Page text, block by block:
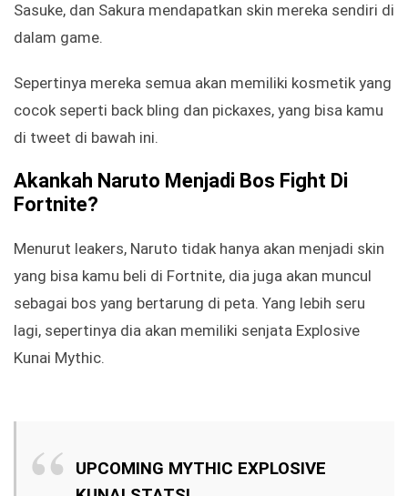
Sasuke, dan Sakura mendapatkan skin mereka sendiri di
dalam game.
Sepertinya mereka semua akan memiliki kosmetik yang
cocok seperti back bling dan pickaxes, yang bisa kamu
di tweet di bawah ini.
Akankah Naruto Menjadi Bos Fight Di
Fortnite?
Menurut leakers, Naruto tidak hanya akan menjadi skin
yang bisa kamu beli di Fortnite, dia juga akan muncul
sebagai bos yang bertarung di peta. Yang lebih seru
lagi, sepertinya dia akan memiliki senjata Explosive
Kunai Mythic.
KUNAI STATS!